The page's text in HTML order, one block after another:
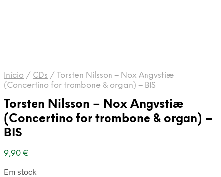
Início / CDs / Torsten Nilsson – Nox Angvstiæ
(Concertino for trombone & organ) – BIS
Torsten Nilsson – Nox Angvstiæ
(Concertino for trombone & organ) –
BIS
9,90 €
Em stock